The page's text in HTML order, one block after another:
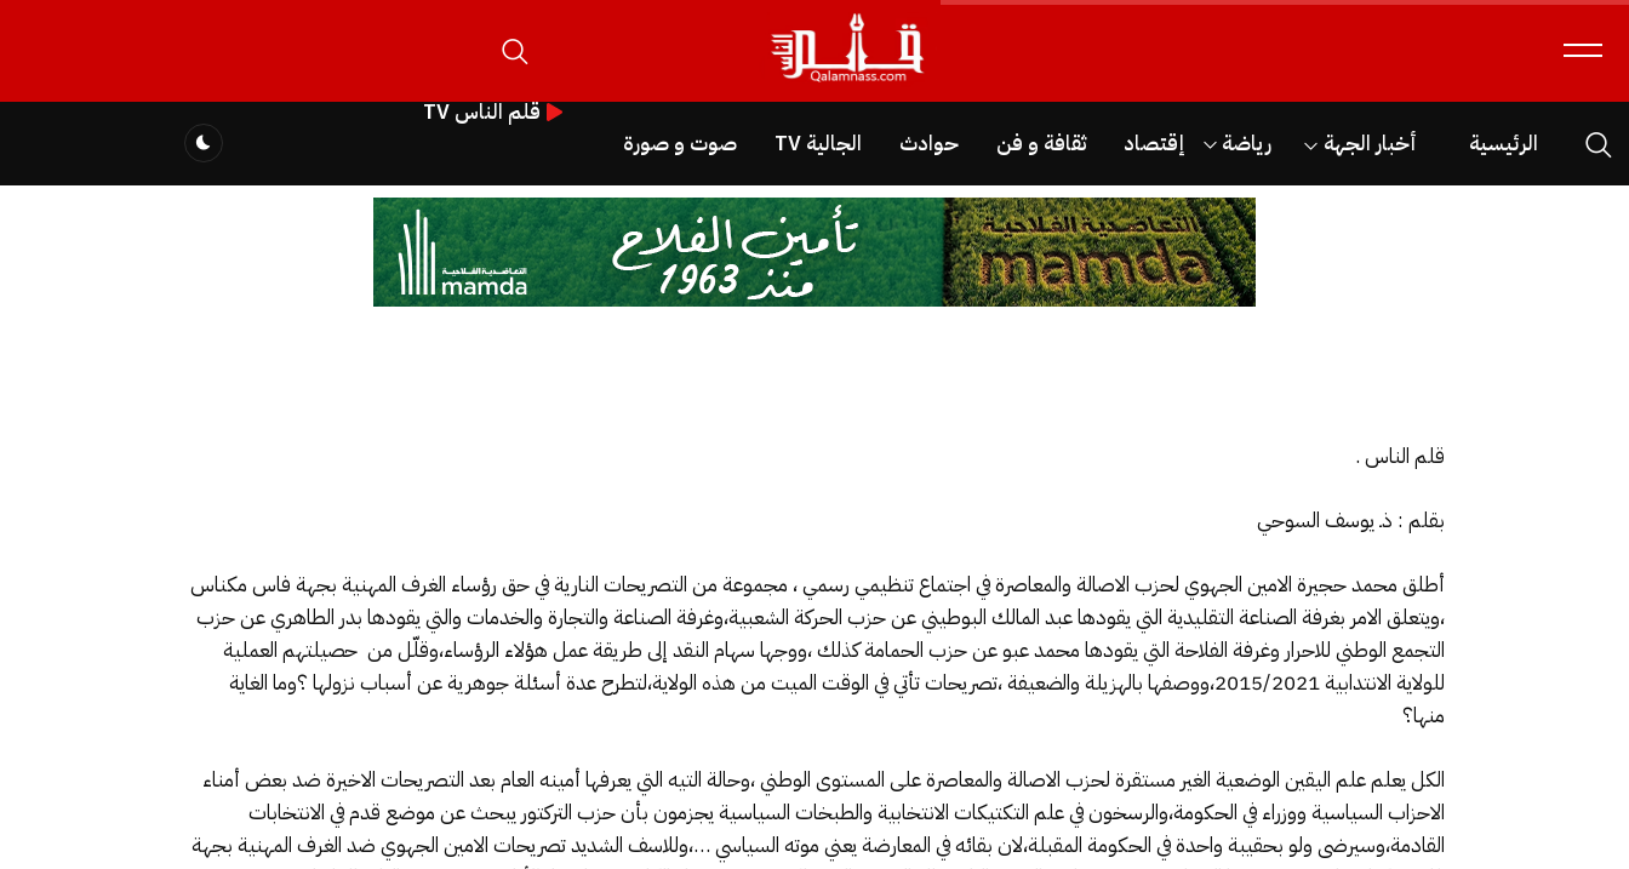
الرئيسية أخبار الجهة رياضة إقتصاد ثقافة و فن حوادث الجالية TV صوت و صورة
قلم الناس TV
قلم الناس .
بقلم : ذـ يوسف السوحي
أطلق محمد حجيرة الامين الجهوي لحزب الاصالة والمعاصرة في اجتماع تنظيمي رسمي ، مجموعة من التصريحات النارية في حق رؤساء الغرف المهنية بجهة فاس مكناس
،ويتعلق الامر بغرفة الصناعة التقليدية التي يقودها عبد المالك البوطيني عن حزب الحركة الشعبية،وغرفة الصناعة والتجارة والخدمات والتي يقودها بدر الطاهري عن حزب
التجمع الوطني للاحرار وغرفة الفلاحة التي يقودها محمد عبو عن حزب الحمامة كذلك ،ووجها سهام النقد إلى طريقة عمل هؤلاء الرؤساء،وقلّل من حصيلتهم العملية
للولاية الانتدابية 2015/2021،ووصفها بالهزيلة والضعيفة ،تصريحات تأتي في الوقت الميت من هذه الولاية،لتطرح عدة أسئلة جوهرية عن أسباب نزولها ؟وما الغاية
منها؟
الكل يعلم علم اليقين الوضعية الغير مستقرة لحزب الاصالة والمعاصرة على المستوى الوطني ،وحالة التيه التي يعرفها أمينه العام بعد التصريحات الاخيرة ضد بعض أمناء
الاحزاب السياسية ووزراء في الحكومة،والرسخون في علم التكتيكات الانتخابية والطبخات السياسية يجزمون بأن حزب التركتور يبحث عن موضع قدم في الانتخابات
القادمة،وسيرضى ولو بحقيبة واحدة في الحكومة المقبلة،لان بقائه في المعارضة يعني موته السياسي …،وللاسف الشديد تصريحات الامين الجهوي ضد الغرف المهنية بجهة